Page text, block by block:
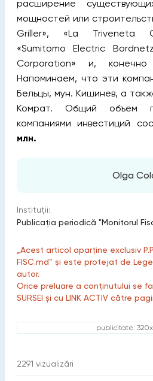
расширение
мощностей или
Griller», «La Triveneta
«Sumitomo Electric
Corporation» и, конечно
Напоминаем, что эти
Бельцы, мун. Кишинев, а
Комрат. Общий объем
компаниями инвестиций
млн.
Olga
Instituții:
Publicaţia periodică "Monitorul
„Acest articol aparține exclusiv
FISC.md” și este protejat de
autor.
Orice preluare a conținutului se
SURSEI și cu LINK ACTIV către
publicitate:
2291 vizualizări